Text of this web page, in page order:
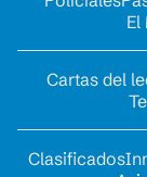
El
Cartas del
Clasificados